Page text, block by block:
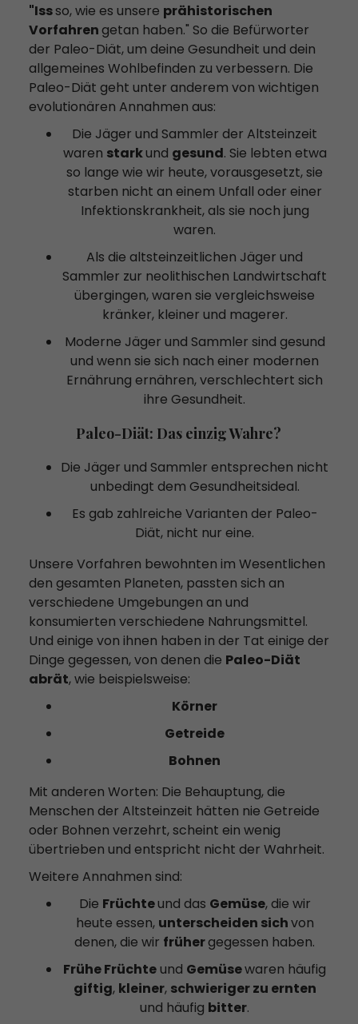
"Issso, wie es unsere prähistorischen
Vorfahrengetan haben." So die Befürworter
der Paleo-Diät, um deine Gesundheit und dein
allgemeines Wohlbefinden zu verbessern. Die
Paleo-Diät geht unter anderem von wichtigen
evolutionären Annahmen aus:
Die Jäger und Sammler der Altsteinzeit
waren starkund gesund. Sie lebten etwa
so lange wie wir heute, vorausgesetzt, sie
starben nicht an einem Unfall oder einer
Infektionskrankheit, als sie noch jung
waren.
Als die altsteinzeitlichen Jäger und
Sammler zur neolithischen Landwirtschaft
übergingen, waren sie vergleichsweise
kränker, kleiner und magerer.
Moderne Jäger und Sammler sind gesund
und wenn sie sich nach einer modernen
Ernährung ernähren, verschlechtert sich
ihre Gesundheit.
Paleo-Diät: Das einzig Wahre?
Die Jäger und Sammler entsprechen nicht
unbedingt dem Gesundheitsideal.
Es gab zahlreiche Varianten der Paleo-
Diät, nicht nur eine.
Unsere Vorfahren bewohnten im Wesentlichen
den gesamten Planeten, passten sich an
verschiedene Umgebungen an und
konsumierten verschiedene Nahrungsmittel.
Und einige von ihnen haben in der Tat einige der
Dinge gegessen, von denen die Paleo-Diät
abrät, wie beispielsweise:
Körner
Getreide
Bohnen
Mit anderen Worten: Die Behauptung, die
Menschen der Altsteinzeit hätten nie Getreide
oder Bohnen verzehrt, scheint ein wenig
übertrieben und entspricht nicht der Wahrheit.
Weitere Annahmen sind:
Die Früchteund das Gemüse, die wir
heute essen, unterscheiden sichvon
denen, die wir frühergegessen haben.
Frühe Früchteund Gemüsewaren häufig
giftig, kleiner, schwieriger zu ernten
und häufig bitter.